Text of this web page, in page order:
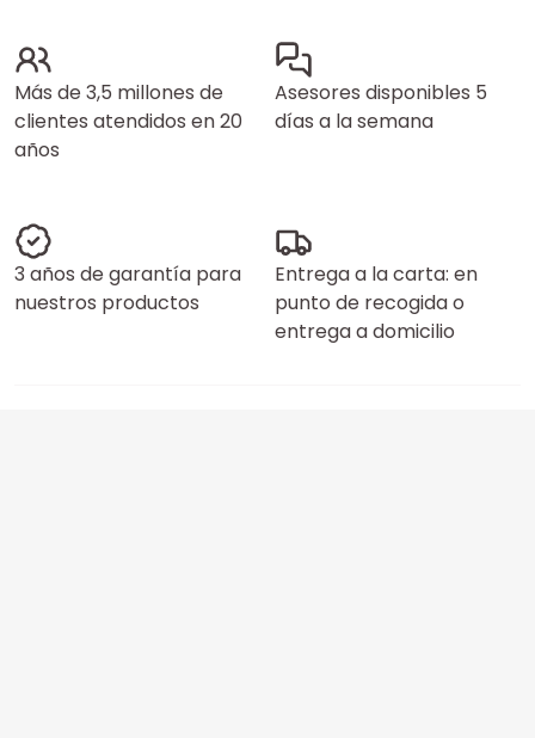
Más de 3,5 millones de
clientes atendidos en 20
años
Asesores disponibles 5
días a la semana
3 años de garantía para
nuestros productos
Entrega a la carta: en
punto de recogida o
entrega a domicilio